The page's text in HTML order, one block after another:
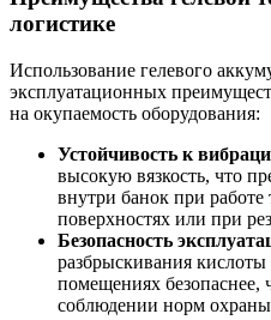
логистике
Использование гелевого
эксплуатационных
на окупаемость оборудования:
Устойчивость к
высокую вязкость, что
внутри банок при
поверхностях или при
Безопасность
разбрыскивания кислоты
помещениях безопаснее,
соблюдении норм охраны